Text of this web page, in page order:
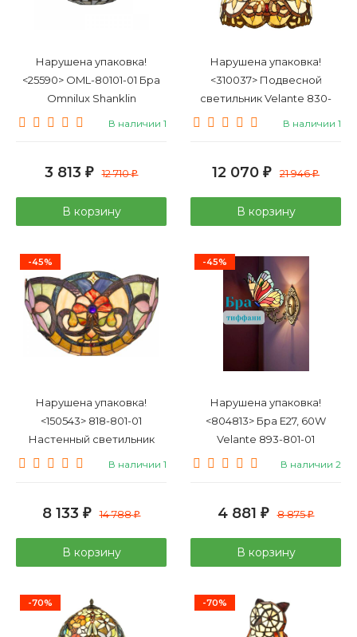
Нарушена упаковка!
<25590> OML-80101-01 Бра
Omnilux Shanklin
В наличии 1
3 813 ₽ 12 710₽
В корзину
Нарушена упаковка!
<310037> Подвесной
светильник Velante 830-
806-02
В наличии 1
12 070 ₽ 21 946₽
В корзину
-45%
Нарушена упаковка!
<150543> 818-801-01
Настенный светильник
Velante
В наличии 1
8 133 ₽ 14 788₽
В корзину
-45%
Нарушена упаковка!
<804813> Бра E27, 60W
Velante 893-801-01
В наличии 2
4 881 ₽ 8 875₽
В корзину
-70% -70%